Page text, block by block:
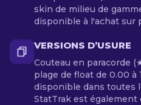
skin de milieu de
disponible à l'achat sur
VERSIONS D’USURE
Couteau en paracorde
plage de float de 0.00 à
disponible dans toutes
StatTrak est